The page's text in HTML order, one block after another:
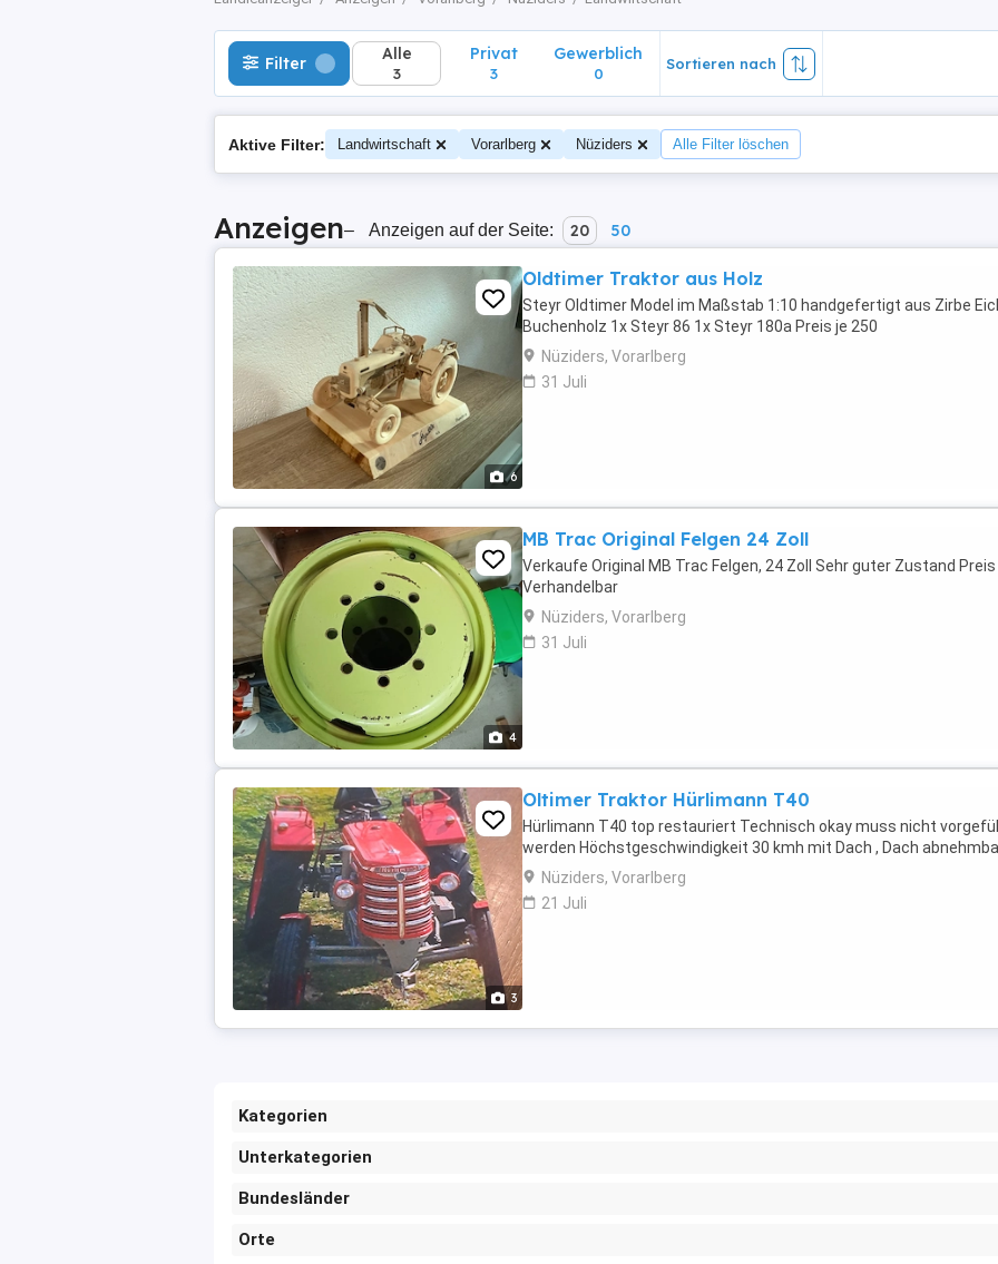
Filter Alle
3
Privat
3
Gewerblich
0
Sortieren nach
Aktive Filter: Landwirtschaft Vorarlberg Nüziders Alle Filter löschen
Anzeigen– Anzeigen auf der Seite: 20 50
6
Oldtimer Traktor aus Holz
Steyr Oldtimer Model im Maßstab 1:10 handgefertigt aus Zirbe
Buchenholz 1x Steyr 86 1x Steyr 180a Preis je 250
Nüziders, Vorarlberg
31 Juli
4
MB Trac Original Felgen 24 Zoll
Verkaufe Original MB Trac Felgen, 24 Zoll Sehr guter Zustand Preis
Verhandelbar
Nüziders, Vorarlberg
31 Juli
3
Oltimer Traktor Hürlimann T40
Hürlimann T40 top restauriert Technisch okay muss nicht
werden Höchstgeschwindigkeit 30 kmh mit Dach , Dach
Nüziders, Vorarlberg
21 Juli
Kategorien
Unterkategorien
Bundesländer
Orte